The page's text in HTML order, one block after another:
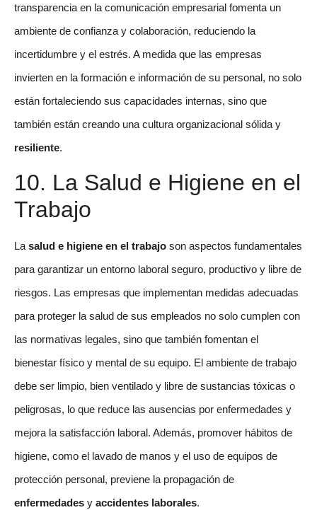
transparencia en la comunicación empresarial fomenta un
ambiente de confianza y colaboración, reduciendo la
incertidumbre y el estrés. A medida que las empresas
invierten en la formación e información de su personal, no solo
están fortaleciendo sus capacidades internas, sino que
también están creando una cultura organizacional sólida y
resiliente.
10. La Salud e Higiene en el
Trabajo
La salud e higiene en el trabajo son aspectos fundamentales
para garantizar un entorno laboral seguro, productivo y libre de
riesgos. Las empresas que implementan medidas adecuadas
para proteger la salud de sus empleados no solo cumplen con
las normativas legales, sino que también fomentan el
bienestar físico y mental de su equipo. El ambiente de trabajo
debe ser limpio, bien ventilado y libre de sustancias tóxicas o
peligrosas, lo que reduce las ausencias por enfermedades y
mejora la satisfacción laboral. Además, promover hábitos de
higiene, como el lavado de manos y el uso de equipos de
protección personal, previene la propagación de
enfermedades y accidentes laborales.